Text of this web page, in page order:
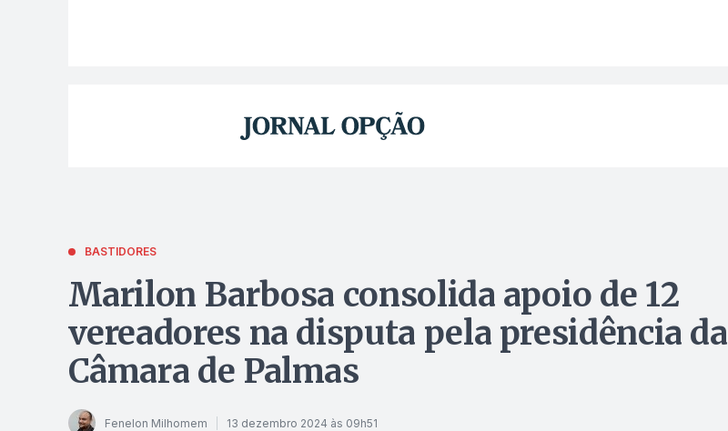
BASTIDORES
Marilon Barbosa consolida apoio de 12
vereadores na disputa pela presidência da
Câmara de Palmas
Fenelon Milhomem 13 dezembro 2024 às 09h51